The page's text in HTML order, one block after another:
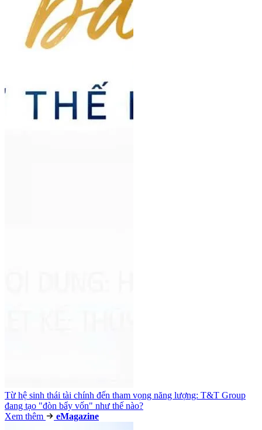
Từ hệ sinh thái tài chính đến tham vọng năng lượng: T&T Group
đang tạo "đòn bẩy vốn" như thế nào?
Xem thêm
eMagazine